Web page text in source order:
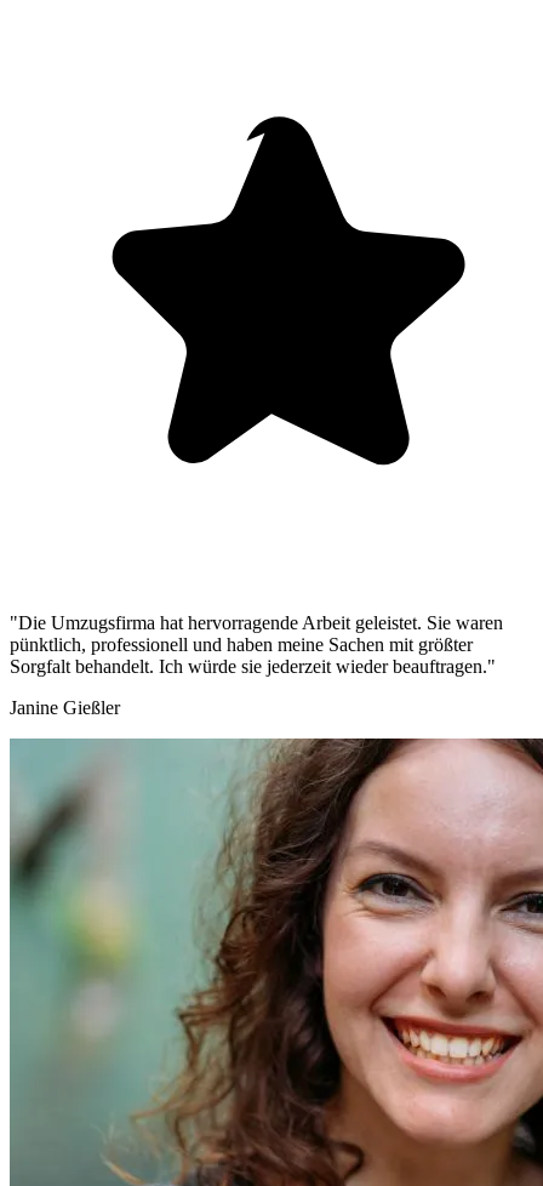
"Die Umzugsfirma hat hervorragende Arbeit geleistet. Sie waren
pünktlich, professionell und haben meine Sachen mit größter
Sorgfalt behandelt. Ich würde sie jederzeit wieder beauftragen."
Janine Gießler